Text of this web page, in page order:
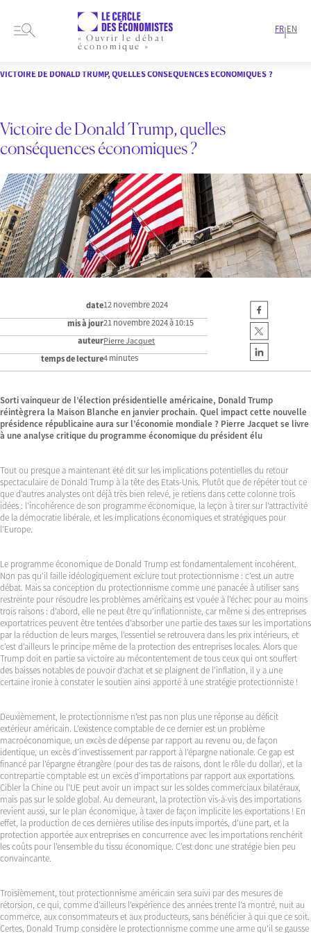
« Ouvrir le débat
économique »
FR|EN
VICTOIRE DE DONALD TRUMP, QUELLES CONSÉQUENCES ÉCONOMIQUES ?
Victoire de Donald Trump, quelles
conséquences économiques ?
date12 novembre 2024
mis à jour21 novembre 2024 à 10:15
auteurPierre Jacquet
temps de lecture4 minutes
Sorti vainqueur de l’élection présidentielle américaine, Donald Trump
réintègrera la Maison Blanche en janvier prochain. Quel impact cette nouvelle
présidence républicaine aura sur l’économie mondiale ? Pierre Jacquet se livre
à une analyse critique du programme économique du président élu
Tout ou presque a maintenant été dit sur les implications potentielles du retour
spectaculaire de Donald Trump à la tête des Etats-Unis. Plutôt que de répéter tout ce
que d’autres analystes ont déjà très bien relevé, je retiens dans cette colonne trois
idées : l’incohérence de son programme économique, la leçon à tirer sur l’attractivité
de la démocratie libérale, et les implications économiques et stratégiques pour
l’Europe.
Le programme économique de Donald Trump est fondamentalement incohérent.
Non pas qu’il faille idéologiquement exclure tout protectionnisme : c’est un autre
débat. Mais sa conception du protectionnisme comme une panacée à utiliser sans
restreinte pour résoudre les problèmes américains est vouée à l’échec pour au moins
trois raisons : d’abord, elle ne peut être qu’inflationniste, car même si des entreprises
exportatrices peuvent être tentées d’absorber une partie des taxes sur les importations
par la réduction de leurs marges, l’essentiel se retrouvera dans les prix intérieurs, et
c’est d’ailleurs le principe même de la protection des entreprises locales. Alors que
Trump doit en partie sa victoire au mécontentement de tous ceux qui ont souffert
des baisses notables de pouvoir d’achat et se plaignent de l’inflation, il y a une
certaine ironie à constater le soutien ainsi apporté à une stratégie protectionniste !
Deuxièmement, le protectionnisme n’est pas non plus une réponse au déficit
extérieur américain. L’existence comptable de ce dernier est un problème
macroéconomique, un excès de dépense par rapport au revenu ou, de façon
identique, un excès d’investissement par rapport à l’épargne nationale. Ce gap est
financé par l’épargne étrangère (pour des tas de raisons, dont le rôle du dollar), et la
contrepartie comptable est un excès d’importations par rapport aux exportations.
Cibler la Chine ou l’UE peut avoir un impact sur les soldes commerciaux bilatéraux,
mais pas sur le solde global. Au demeurant, la protection vis-à-vis des importations
revient aussi, sur le plan économique, à taxer de façon implicite les exportations ! En
effet, la production de ces dernières utilise des inputs importés, d’une part, et la
protection apportée aux entreprises en concurrence avec les importations renchérit
les coûts pour l’ensemble du tissu économique. C’est donc une stratégie bien peu
convaincante.
Troisièmement, tout protectionnisme américain sera suivi par des mesures de
rétorsion, ce qui, comme d’ailleurs l’expérience des années trente l’a montré, nuit au
commerce, aux consommateurs et aux producteurs, sans bénéficier à qui que ce soit.
Certes, Donald Trump considère le protectionnisme comme une arme qu’il se gausse